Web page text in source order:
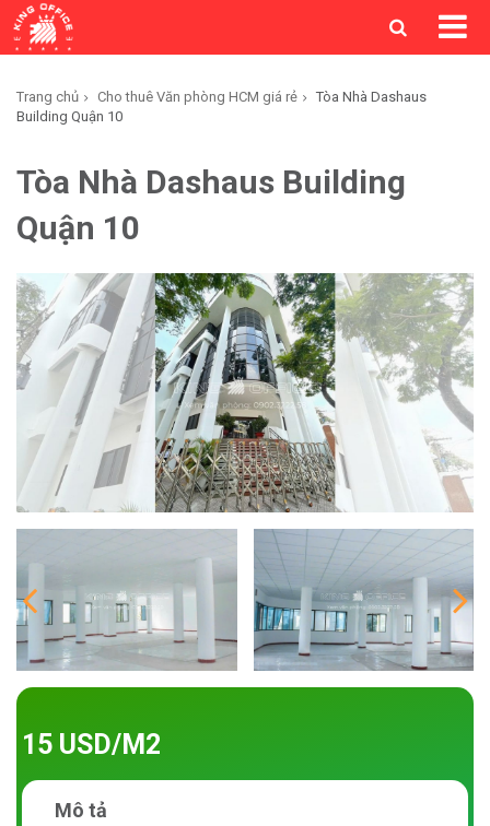
Trang chủ Cho thuê Văn phòng HCM giá rẻ
Tòa Nhà Dashaus
Building Quận 10
Tòa Nhà Dashaus Building
Quận 10
15 USD/M2
Mô tả